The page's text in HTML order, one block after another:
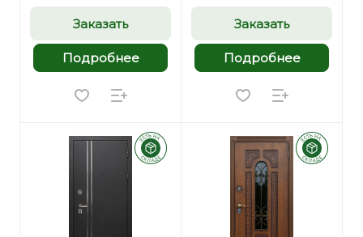
матовый)
Заказать
Подробнее
ГЛАДКАЯ
филадельфия коньяк)
Заказать
Подробнее